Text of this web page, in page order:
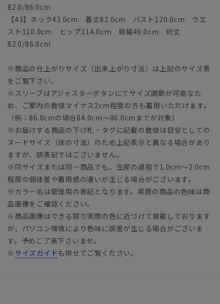
82.0/86.0cm
【43】ネック43.0cm 着丈82.0cm バスト120.0cm ウエ
スト110.0cm ヒップ114.0cm 肩幅49.0cm 裄丈
82.0/86.0cm
※商品の仕上がりサイズ（出来上がり寸法）は上記のサイズ表
をご覧下さい。
※スリーブはアジャスターボタンにてサイズ調節が可能なた
め、ご案内の数値マイナス2cm程度の方も着用いただけます。
（例：86.0cmの場合84.0cm～86.0cmまでが対象）
※お届けする商品の下げ札・タグに記載の数値は目安としての
ヌードサイズ（体の寸法）のため上記表示と異なる場合があり
ますが、誤表記ではございません。
※同サイズまたは同一商品でも、生産の過程で1.0cm～2.0cm
程度の個体差や着用感の違いが生じる場合がございます。
※カラー名は管理用の表記となります。実際の商品の色味は商
品画像をご確認ください。
※商品画像はできる限り実際の色に近づけて掲載しております
が、パソコン環境により色味に誤差が生じる場合がございま
す。予めご了承下さいませ。
※ サイズガイドも併せてご覧ください。